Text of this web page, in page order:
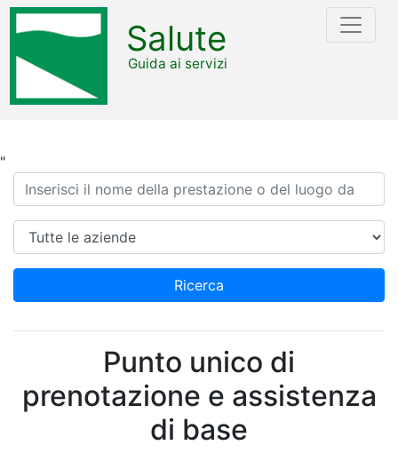
"
Salute
Guida ai servizi
Ricerca
Azienda
Ricerca
Punto unico di
prenotazione e assistenza
di base